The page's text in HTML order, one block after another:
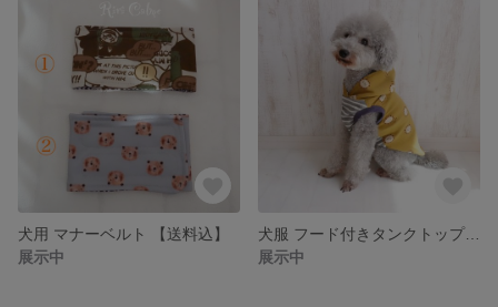
犬用 マナーベルト 【送料込】
展示中
犬服 フード付きタンクトップ ライオン柄【送料込】
展示中